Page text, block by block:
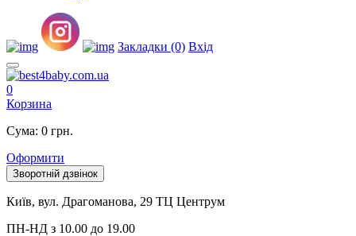
Закладки (0) Вхід
0
Корзина
Сума: 0 грн.
Оформити
Зворотній дзвінок
Київ, вул. Драгоманова, 29 ТЦ Центрум
ПН-НД з 10.00 до 19.00